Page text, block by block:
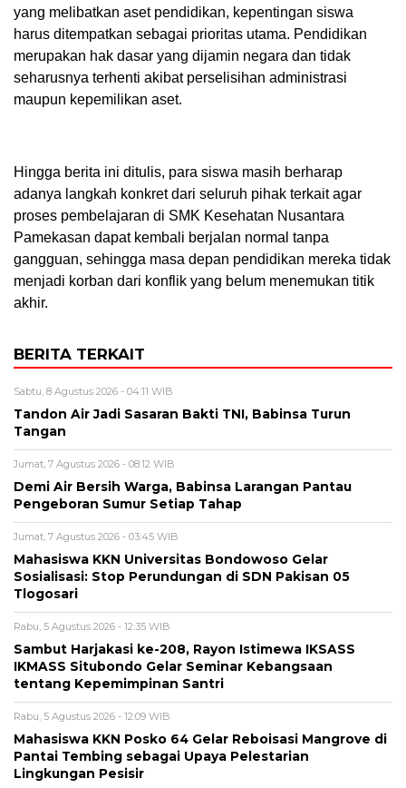
yang melibatkan aset pendidikan, kepentingan siswa
harus ditempatkan sebagai prioritas utama. Pendidikan
merupakan hak dasar yang dijamin negara dan tidak
seharusnya terhenti akibat perselisihan administrasi
maupun kepemilikan aset.
Hingga berita ini ditulis, para siswa masih berharap
adanya langkah konkret dari seluruh pihak terkait agar
proses pembelajaran di SMK Kesehatan Nusantara
Pamekasan dapat kembali berjalan normal tanpa
gangguan, sehingga masa depan pendidikan mereka tidak
menjadi korban dari konflik yang belum menemukan titik
akhir.
BERITA TERKAIT
Sabtu, 8 Agustus 2026 - 04:11 WIB
Tandon Air Jadi Sasaran Bakti TNI, Babinsa Turun
Tangan
Jumat, 7 Agustus 2026 - 08:12 WIB
Demi Air Bersih Warga, Babinsa Larangan Pantau
Pengeboran Sumur Setiap Tahap
Jumat, 7 Agustus 2026 - 03:45 WIB
Mahasiswa KKN Universitas Bondowoso Gelar
Sosialisasi: Stop Perundungan di SDN Pakisan 05
Tlogosari
Rabu, 5 Agustus 2026 - 12:35 WIB
Sambut Harjakasi ke-208, Rayon Istimewa IKSASS
IKMASS Situbondo Gelar Seminar Kebangsaan
tentang Kepemimpinan Santri
Rabu, 5 Agustus 2026 - 12:09 WIB
Mahasiswa KKN Posko 64 Gelar Reboisasi Mangrove di
Pantai Tembing sebagai Upaya Pelestarian
Lingkungan Pesisir